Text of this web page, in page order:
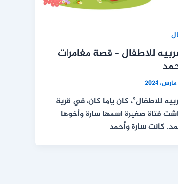
للاطفال – قصة مغامرات
للاطفال”، كان ياما كان، في قرية
فتاة صغيرة اسمها سارة وأخوها
كانت سارة وأحمد